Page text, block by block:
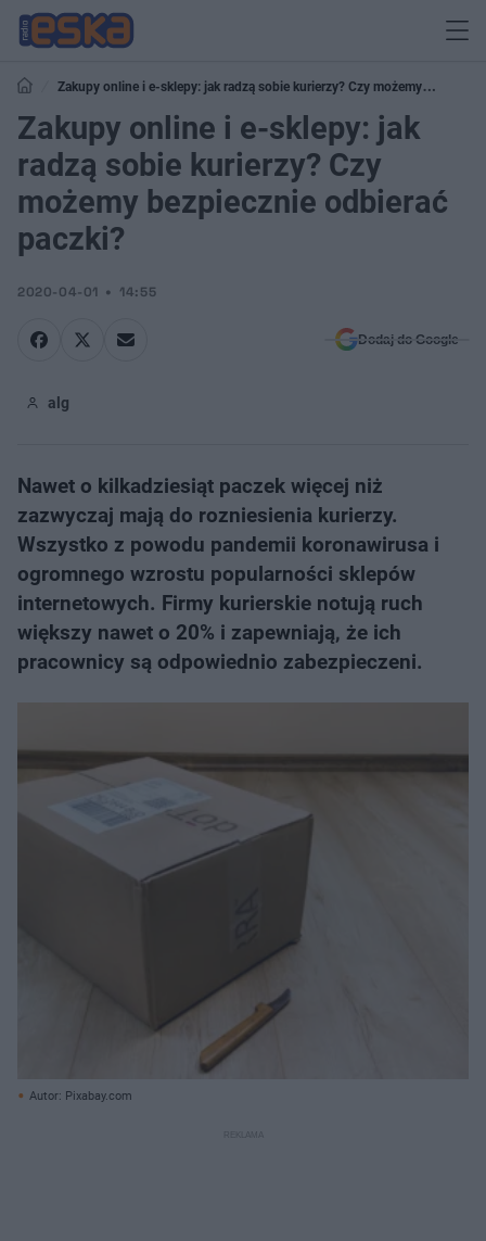
Zakupy online i e-sklepy: jak radzą sobie kurierzy? Czy możemy
bezpiecznie odbierać paczki?
Zakupy online i e-sklepy: jak
radzą sobie kurierzy? Czy
możemy bezpiecznie odbierać
paczki?
2020-04-01 14:55
Dodaj do Google
alg
Nawet o kilkadziesiąt paczek więcej niż
zazwyczaj mają do rozniesienia kurierzy.
Wszystko z powodu pandemii koronawirusa i
ogromnego wzrostu popularności sklepów
internetowych. Firmy kurierskie notują ruch
większy nawet o 20% i zapewniają, że ich
pracownicy są odpowiednio zabezpieczeni.
Autor: Pixabay.com